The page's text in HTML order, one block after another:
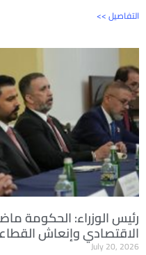
<< التفاصيل
رئيس الوزراء: الحكومة
الاقتصادي وإنعاش
July 20, 2026